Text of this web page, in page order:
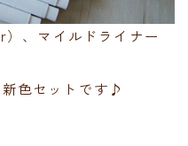
、マイルドライナー
色セットです♪